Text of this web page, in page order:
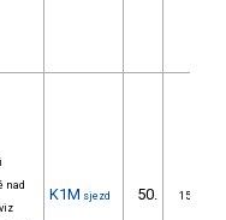
nad
K1M sjezd 50. 15/ZS